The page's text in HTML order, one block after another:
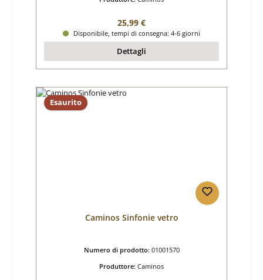
Prezzo normale:
25,99 €
Disponibile, tempi di consegna: 4-6 giorni
Dettagli
Esaurito
Caminos Sinfonie vetro
Numero di prodotto: 01001570
Produttore: Caminos